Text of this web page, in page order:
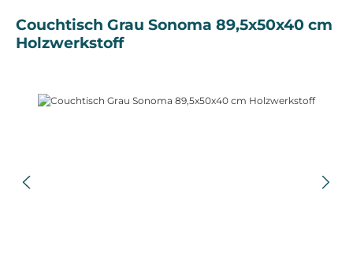
Couchtisch Grau Sonoma 89,5x50x40 cm
Holzwerkstoff
Bildergalerie überspringen